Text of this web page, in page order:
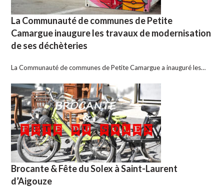
La Communauté de communes de Petite
Camargue inaugure les travaux de modernisation
de ses déchèteries
La Communauté de communes de Petite Camargue a inauguré les…
Brocante & Fête du Solex à Saint-Laurent
d’Aigouze